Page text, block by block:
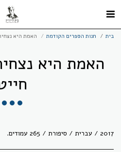
בית חנות הספרים הקודמת האמת היא
האמת היא
2017 / עברית / סיפורת / 265 עמודים.